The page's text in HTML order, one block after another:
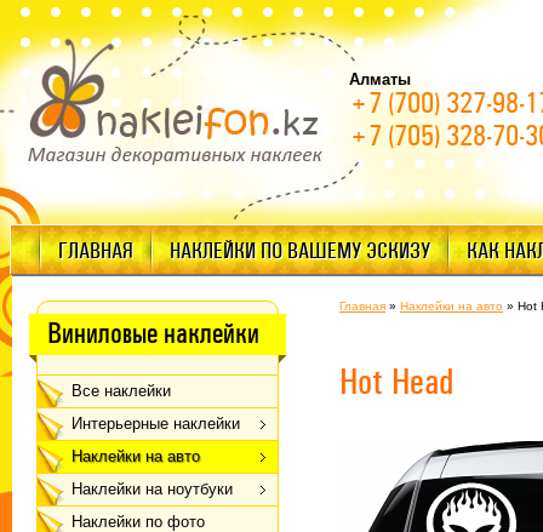
Алматы
+7 (700) 327-98-
+7 (705) 328-70-
ГЛАВНАЯ НАКЛЕЙКИ ПО ВАШЕМУ ЭСКИЗУ КАК
Виниловые наклейки
Все наклейки
Интерьерные наклейки
Наклейки на авто
Наклейки на ноутбуки
Наклейки по фото
Главная » Наклейки на авто » Hot
Hot Head